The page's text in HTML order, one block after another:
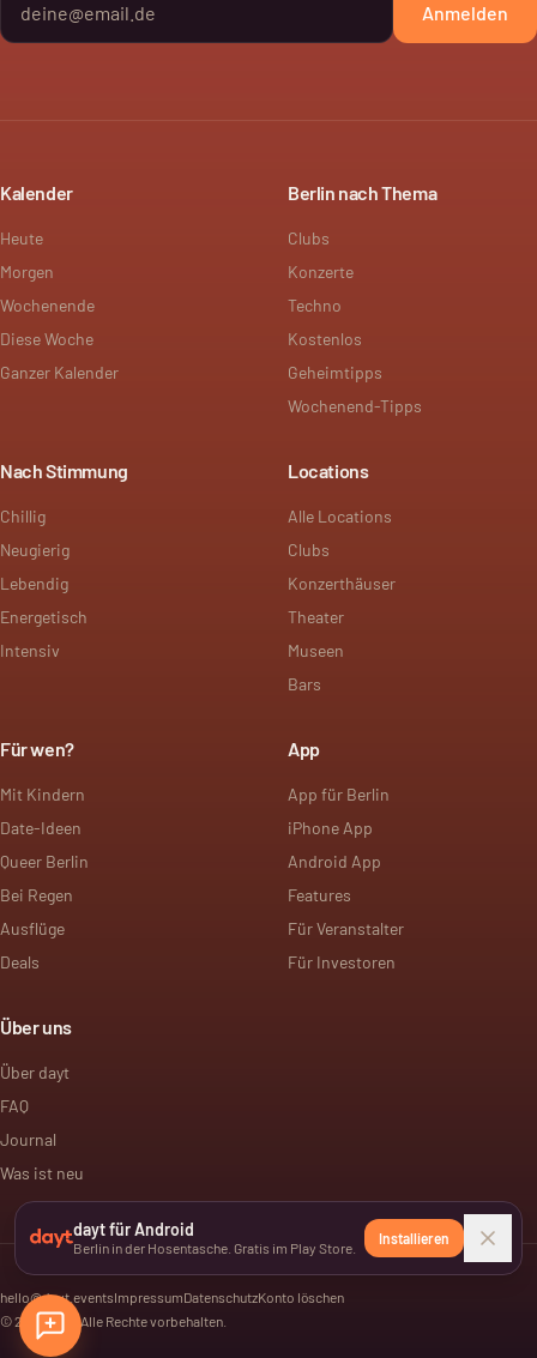
Anmelden
Kalender
Heute
Morgen
Wochenende
Diese Woche
Ganzer Kalender
Berlin nach Thema
Clubs
Konzerte
Techno
Kostenlos
Geheimtipps
Wochenend-Tipps
Nach Stimmung
Chillig
Neugierig
Lebendig
Energetisch
Intensiv
Locations
Alle Locations
Clubs
Konzerthäuser
Theater
Museen
Bars
Für wen?
Mit Kindern
Date-Ideen
Queer Berlin
Bei Regen
Ausflüge
Deals
App
App für Berlin
iPhone App
Android App
Features
Für Veranstalter
Für Investoren
Über uns
Über dayt
FAQ
Journal
Was ist neu
hello@dayt.eventsImpressumDatenschutzKonto löschen
©2026 dayt. Alle Rechte vorbehalten.
dayt für Android
Berlin in der Hosentasche. Gratis im Play Store.
Installieren